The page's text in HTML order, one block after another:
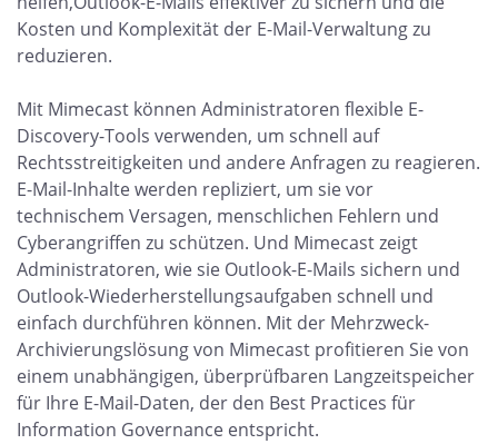
Kosten und Komplexität der E-Mail-Verwaltung zu
reduzieren.
Mit Mimecast können Administratoren flexible E-
Discovery-Tools verwenden, um schnell auf
Rechtsstreitigkeiten und andere Anfragen zu reagieren.
E-Mail-Inhalte werden repliziert, um sie vor
technischem Versagen, menschlichen Fehlern und
Cyberangriffen zu schützen. Und Mimecast zeigt
Administratoren, wie sie Outlook-E-Mails sichern und
Outlook-Wiederherstellungsaufgaben schnell und
einfach durchführen können. Mit der Mehrzweck-
Archivierungslösung von Mimecast profitieren Sie von
einem unabhängigen, überprüfbaren Langzeitspeicher
für Ihre E-Mail-Daten, der den Best Practices für
Information Governance entspricht.